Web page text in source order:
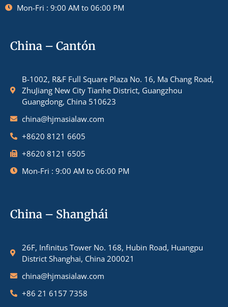
Mon-Fri : 9:00 AM to 06:00 PM
China – Cantón
B-1002, R&F Full Square Plaza No. 16, Ma Chang Road,
ZhuJiang New City Tianhe District, Guangzhou
Guangdong, China 510623
china@hjmasialaw.com
+8620 8121 6605
+8620 8121 6505
Mon-Fri : 9:00 AM to 06:00 PM
China – Shanghái
26F, Infinitus Tower No. 168, Hubin Road, Huangpu
District Shanghai, China 200021
china@hjmasialaw.com
+86 21 6157 7358